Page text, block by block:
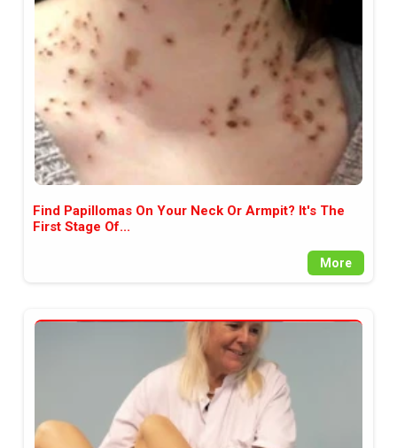
аудитория, затова държим на
прозрачност и коректност от
наша страна. Поднасяме ви
новините такива, каквито са. В
пълния си потенциал.
Find Papillomas On Your Neck Or Armpit? It's The
First Stage Of...
More